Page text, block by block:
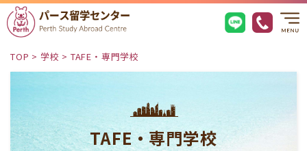
TOP > 学校 > TAFE・専門学校
TAFE・専門学校